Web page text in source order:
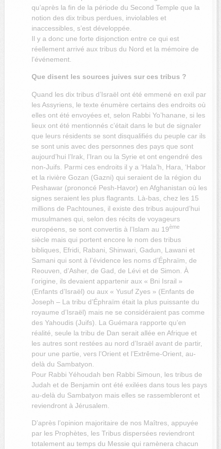
qu’après la fin de la période du Second Temple que la
notion des dix tribus perdues, inviolables et
inaccessibles, s’est développée.
Il y a donc une forte disjonction entre ce qui est
réellement arrivé aux tribus du Nord et la mémoire de
l’événement.
Que disent les sources juives sur ces tribus ?
Quand les dix tribus d’Israël ont été emmené en exil par
les Assyriens, le texte énumère certains des endroits où
elles ont été envoyées et, selon Rabbi Yo’hanane, si les
lieux ont été mentionnés c’était dans le but de signaler
que leurs résidents se sont disqualifiés du peuple car ils
se sont unis avec des personnes des pays que sont
aujourd’hui l’Irak, l’Iran ou la Syrie et ont engendré des
non-Juifs. Parmi ces endroits il y a ‘Hala’h, Hara, ‘Habor
et la rivière Gozan (Gazni) qui seraient de la région du
Peshawar (prononcé Pesh-Havor) en Afghanistan où les
signes seraient les plus flagrants. Là-bas, chez les 15
millions de Pachtounes, il existe des tribus aujourd’hui
musulmanes qui, selon des récits de voyageurs
européens, se sont convertis à l’Islam au 19ème
siècle mais qui portent encore le nom des tribus
bibliques, Efridi, Rabani, Shinwari, Gadun, Lawani et
Samani qui sont à l’évidence les noms d’Éphraïm, de
Reouven, d’Asher, de Gad, de Lévi et de Simon. À
l’origine, ils devaient appartenir aux « Bni Israil »
(Enfants d’Israël) ou aux « Yusuf Zyes » (Enfants de
Joseph – La tribu d’Éphraïm était la plus puissante du
royaume d’Israël) mais ne se considéraient pas comme
des Yahoudis (Juifs). La Guémara rapporte qu’en
réalité, seule la tribu de Dan serait allée en Afrique et
les autres sont restées au nord d’Israël avant de partir,
pour une partie, vers l’Orient et l’Extrême-Orient, au-
delà du Sambatyon.
Pour Rabbi Yéhoudah ben Rabbi Simoun, les tribus de
Judah et de Benjamin ont été exilées dans tous les pays
au-delà du Sambatyon mais elles se rassembleront et
reviendront à Jérusalem.
D’après l’opinion majoritaire de nos Maîtres, appuyée
par les Prophètes, les Tribus dispersées reviendront
totalement au temps du Messie qui ramènera chacun